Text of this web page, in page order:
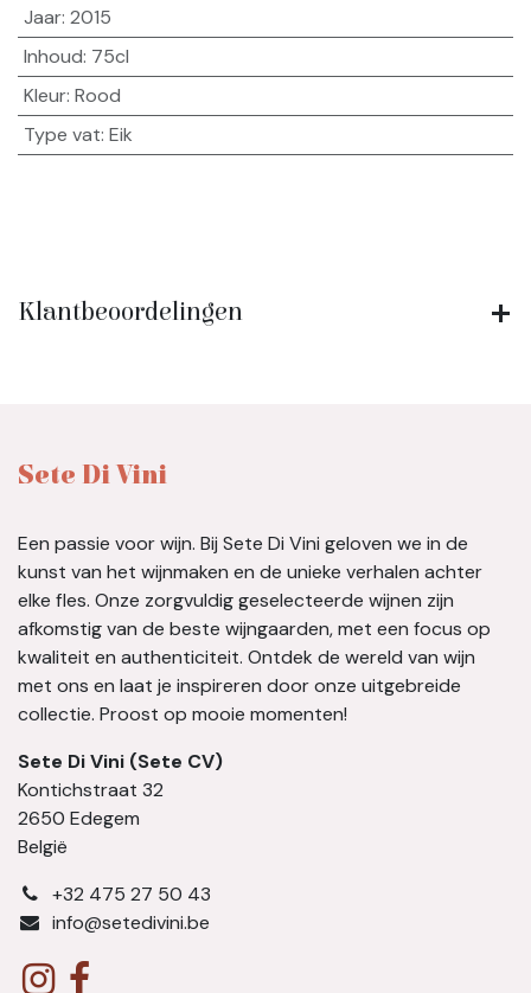
Jaar: 2015
Inhoud: 75cl
Kleur: Rood
Type vat: Eik
Klantbeoordelingen
Sete Di Vini
Een passie voor wijn. Bij Sete Di Vini geloven we in de
kunst van het wijnmaken en de unieke verhalen achter
elke fles. Onze zorgvuldig geselecteerde wijnen zijn
afkomstig van de beste wijngaarden, met een focus op
kwaliteit en authenticiteit. Ontdek de wereld van wijn
met ons en laat je inspireren door onze uitgebreide
collectie. Proost op mooie momenten!
Sete Di Vini (Sete CV)
Kontichstraat 32
2650 Edegem
België
​+32 475 27 50 43
info@setedivini.be